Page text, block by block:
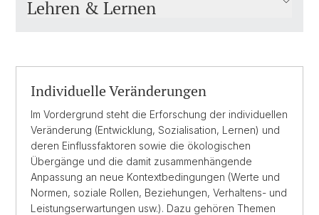
Lehren & Lernen
Individuelle Veränderungen
Im Vordergrund steht die Erforschung der individuellen
Veränderung (Entwicklung, Sozialisation, Lernen) und
deren Einflussfaktoren sowie die ökologischen
Übergänge und die damit zusammenhängende
Anpassung an neue Kontextbedingungen (Werte und
Normen, soziale Rollen, Beziehungen, Verhaltens- und
Leistungserwartungen usw.). Dazu gehören Themen